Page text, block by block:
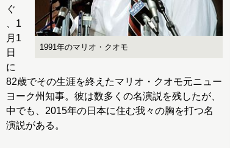
1991年のマリオ・クオモ
ぐ
、1
月1
日
に
82歳でその生涯を終えたマリオ・クオモ元ニュー
ヨーク州知事。彼は数多くの名演説を残したが、
中でも、2015年の日本に住む我々の胸を打つ名
演説がある。